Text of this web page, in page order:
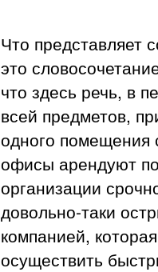
Что представляет
это
что здесь речь, в
всей предметов,
одного помещения
офисы арендуют
организации
довольно-таки
компанией,
осуществить